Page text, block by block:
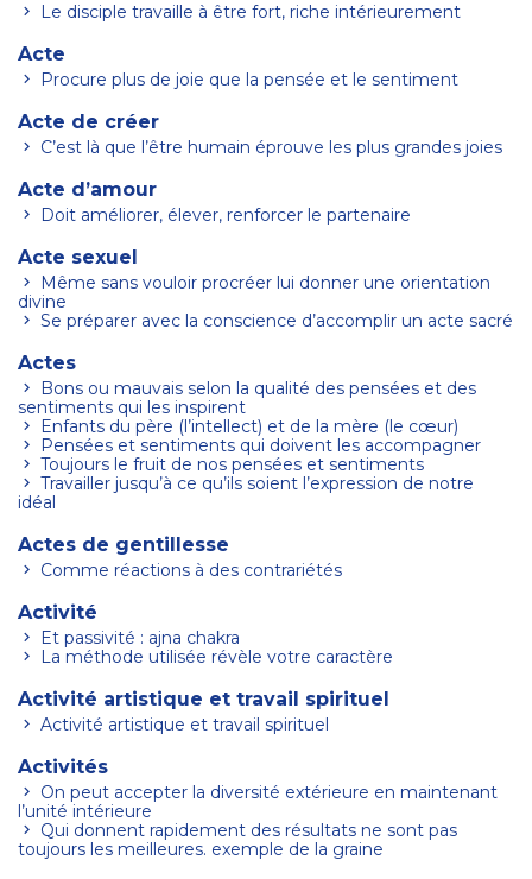
Le disciple travaille à être fort, riche intérieurement
Acte
Procure plus de joie que la pensée et le sentiment
Acte de créer
C’est là que l’être humain éprouve les plus grandes joies
Acte d’amour
Doit améliorer, élever, renforcer le partenaire
Acte sexuel
divine
Se préparer avec la conscience d’accomplir un acte sacré
Actes
sentiments qui les inspirent
Enfants du père (l’intellect) et de la mère (le cœur)
Pensées et sentiments qui doivent les accompagner
Toujours le fruit de nos pensées et sentiments
idéal
Actes de gentillesse
Comme réactions à des contrariétés
Activité
Et passivité : ajna chakra
La méthode utilisée révèle votre caractère
Activité artistique et travail spirituel
Activité artistique et travail spirituel
Activités
l’unité intérieure
toujours les meilleures. exemple de la graine